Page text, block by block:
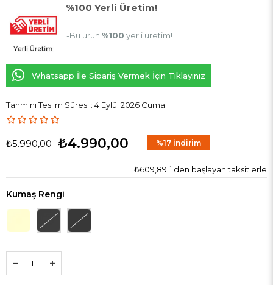
%100 Yerli Üretim!
-Bu ürün %100 yerli üretim!
Whatsapp İle Sipariş Vermek İçin Tıklayınız
Tahmini Teslim Süresi : 4 Eylül 2026 Cuma
₺5.990,00 ₺4.990,00 %17 İndirim
₺609,89 `den başlayan taksitlerle
Kumaş Rengi